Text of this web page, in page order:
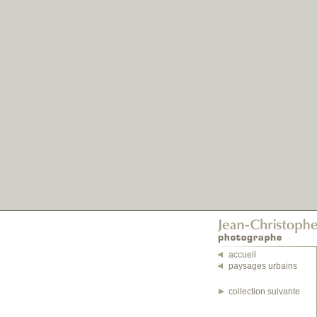
accueil
paysages urbains
collection suivante